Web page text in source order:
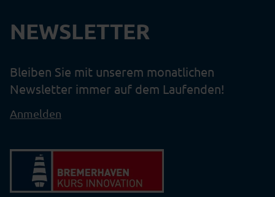
NEWSLETTER
Bleiben Sie mit unserem monatlichen
Newsletter immer auf dem Laufenden!
Anmelden